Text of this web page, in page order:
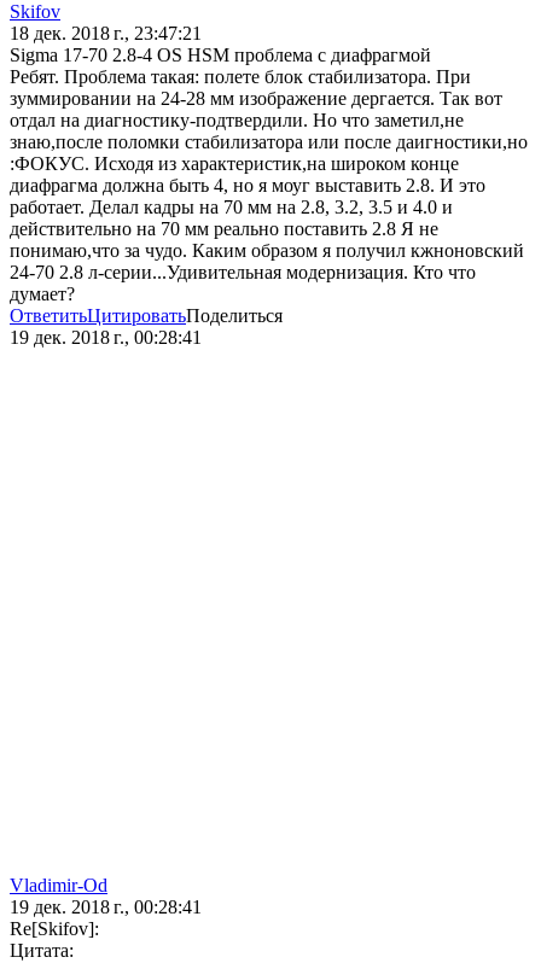
Skifov
18 дек. 2018 г., 23:47:21
Sigma 17-70 2.8-4 OS HSM проблема с диафрагмой
Ребят. Проблема такая: полете блок стабилизатора. При
зуммировании на 24-28 мм изображение дергается. Так вот
отдал на диагностику-подтвердили. Но что заметил,не
знаю,после поломки стабилизатора или после даигностики,но
:ФОКУС. Исходя из характеристик,на широком конце
диафрагма должна быть 4, но я моуг выставить 2.8. И это
работает. Делал кадры на 70 мм на 2.8, 3.2, 3.5 и 4.0 и
действительно на 70 мм реально поставить 2.8 Я не
понимаю,что за чудо. Каким образом я получил кжноновский
24-70 2.8 л-серии...Удивительная модернизация. Кто что
думает?
ОтветитьЦитироватьПоделиться
19 дек. 2018 г., 00:28:41
Vladimir-Od
19 дек. 2018 г., 00:28:41
Re[Skifov]:
Цитата: